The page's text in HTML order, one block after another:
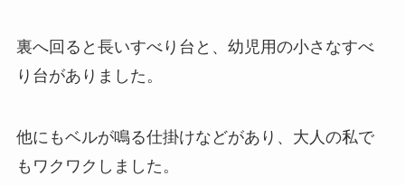
裏へ回ると長いすべり台と、幼児用の小さなすべ
り台がありました。
他にもベルが鳴る仕掛けなどがあり、大人の私で
もワクワクしました。